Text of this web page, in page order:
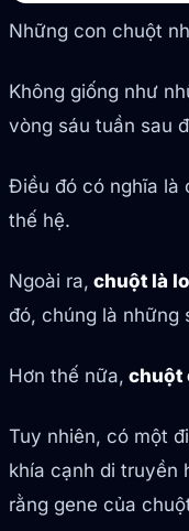
Những con chuột
Không giống như
vòng sáu tuần sau
Điều đó có nghĩa là
thế hệ.
Ngoài ra, chuột là
đó, chúng là những
Hơn thế nữa, chuột
Tuy nhiên, có một
khía cạnh di truyền
rằng gene của